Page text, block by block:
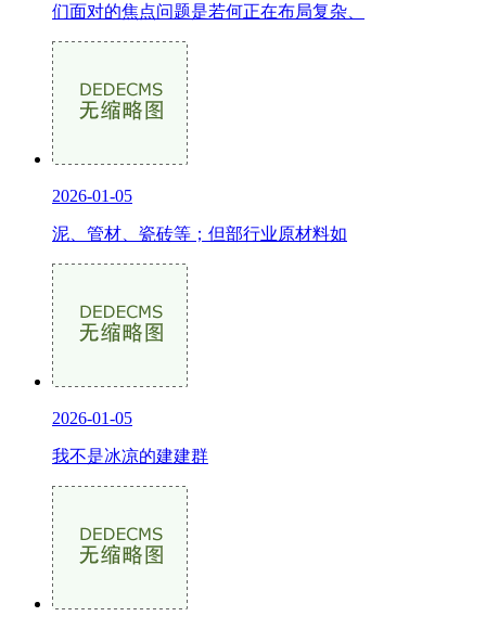
们面对的焦点问题是若何正在布局复杂、
2026-01-05
泥、管材、瓷砖等；但部行业原材料如
2026-01-05
我不是冰凉的建建群